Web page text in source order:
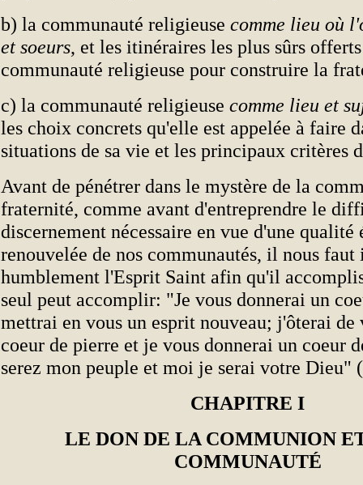
b) la communauté religieuse comme lieu où
et soeurs, et les itinéraires les plus sûrs
communauté religieuse pour construire la
c) la communauté religieuse comme lieu et
les choix concrets qu'elle est appelée à faire
situations de sa vie et les principaux critères
Avant de pénétrer dans le mystère de la
fraternité, comme avant d'entreprendre le
discernement nécessaire en vue d'une qualité
renouvelée de nos communautés, il nous faut
humblement l'Esprit Saint afin qu'il
seul peut accomplir: "Je vous donnerai un
mettrai en vous un esprit nouveau; j'ôterai
coeur de pierre et je vous donnerai un coeur
serez mon peuple et moi je serai votre Dieu"
CHAPITRE I
LE DON DE LA COMMUNION
COMMUNAUTÉ